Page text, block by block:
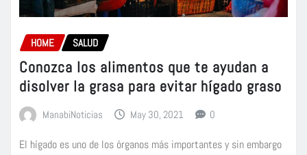
HOME SALUD
Conozca los alimentos que te ayudan a
disolver la grasa para evitar hígado graso
ManabiNoticias May 30, 2021 0
El hígado es uno de los órganos más importantes y sin embargo